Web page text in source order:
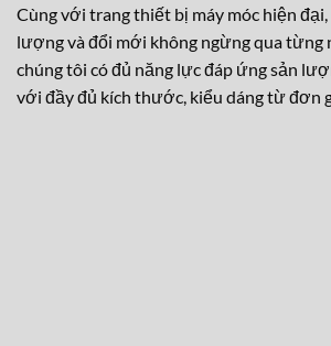
Cùng với trang thiết bị máy móc hiện
lượng và đổi mới không ngừng qua từng
chúng tôi có đủ năng lực đáp ứng sản
với đầy đủ kích thước, kiểu dáng từ đơn